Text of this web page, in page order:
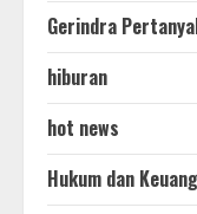
Gerindra
hiburan
hot news
Hukum dan